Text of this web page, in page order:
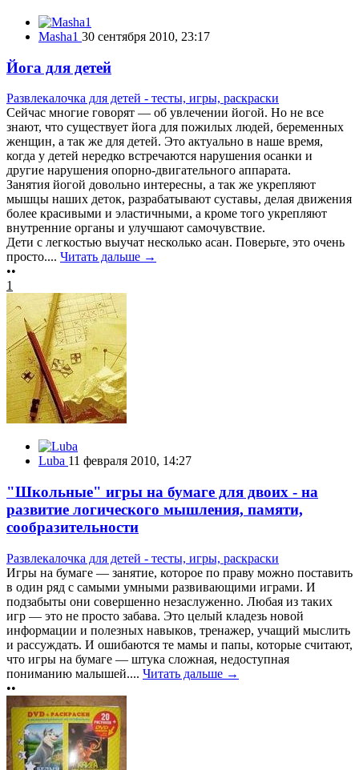
Masha1 30 сентября 2010, 23:17
Йога для детей
Развлекалочка для детей - тесты, игры, раскраски
Сейчас многие говорят — об увлечении йогой. Но не все
знают, что существует йога для пожилых людей, беременных
женщин, а так же для детей. Это актуально в наше время,
когда у детей нередко встречаются нарушения осанки и
другие нарушения опорно-двигательного аппарата.
Занятия йогой довольно интересны, а так же укрепляют
мышцы наших деток, разрабатывают суставы, делая движения
более красивыми и эластичными, а кроме того укрепляют
внутренние органы и улучшают самочувствие.
Дети с легкостью выучат несколько асан. Поверьте, это очень
просто.... Читать дальше →
••
1
Luba 11 февраля 2010, 14:27
"Школьные" игры на бумаге для двоих - на
развитие логического мышления, памяти,
сообразительности
Развлекалочка для детей - тесты, игры, раскраски
Игры на бумаге — занятие, которое по праву можно поставить
в один ряд с самыми умными развивающими играми. И
подзабыты они совершенно незаслуженно. Любая из таких
игр — это не просто забава. Это целый кладезь новой
информации и полезных навыков, тренажер, учащий мыслить
и рассуждать. И ошибаются те мамы и папы, которые считают,
что игры на бумаге — штука сложная, недоступная
пониманию малышей.... Читать дальше →
••